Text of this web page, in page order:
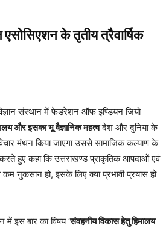
के तृतीय त्रैवार्षिक
संस्थान में फेडरेशन ऑफ इण्डियन जियो
और इसका भू वैज्ञानिक महत्वदेश और दुनिया के
मंथन किया जाएगा उससे सामाजिक कल्याण के
हुए कहा कि उत्तराखण्ड प्राकृतिक आपदाओं एवं
नुकसान हो, इसके लिए क्या प्रभावी प्रयास हो
इस बार का विषय ‘संवहनीय विकास हेतु हिमालय